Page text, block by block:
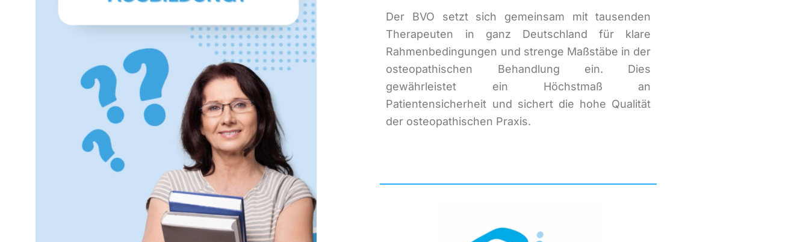
Der BVO setzt sich gemeinsam mit tausenden
Therapeuten in ganz Deutschland für klare
Rahmenbedingungen und strenge Maßstäbe in der
osteopathischen Behandlung ein. Dies
gewährleistet ein Höchstmaß an
Patientensicherheit und sichert die hohe Qualität
der osteopathischen Praxis.